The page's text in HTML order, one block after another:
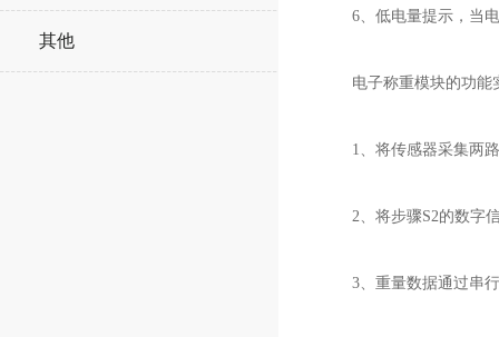
其他
6、低电量提示，当电
电子称重模块的功能
1、将传感器采集两路
2、将步骤S2的数字信
3、重量数据通过串行